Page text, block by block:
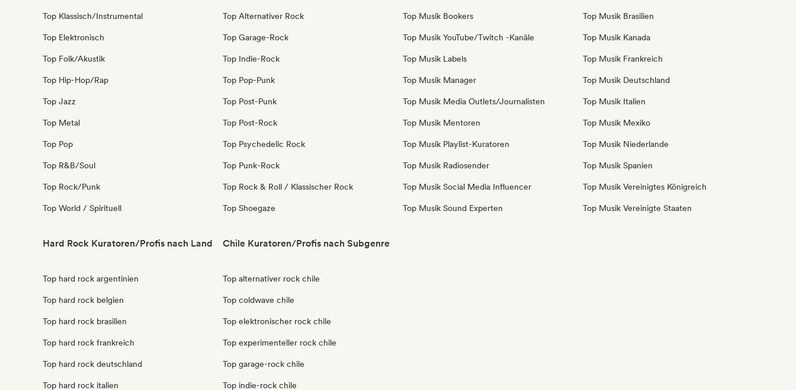
Top Klassisch/Instrumental
Top Elektronisch
Top Folk/Akustik
Top Hip-Hop/Rap
Top Jazz
Top Metal
Top Pop
Top R&B/Soul
Top Rock/Punk
Top World / Spirituell
Top Alternativer Rock
Top Garage-Rock
Top Indie-Rock
Top Pop-Punk
Top Post-Punk
Top Post-Rock
Top Psychedelic Rock
Top Punk-Rock
Top Rock & Roll / Klassischer Rock
Top Shoegaze
Top Musik Bookers
Top Musik YouTube/Twitch -Kanäle
Top Musik Labels
Top Musik Manager
Top Musik Media Outlets/Journalisten
Top Musik Mentoren
Top Musik Playlist-Kuratoren
Top Musik Radiosender
Top Musik Social Media Influencer
Top Musik Sound Experten
Top Musik Brasilien
Top Musik Kanada
Top Musik Frankreich
Top Musik Deutschland
Top Musik Italien
Top Musik Mexiko
Top Musik Niederlande
Top Musik Spanien
Top Musik Vereinigtes Königreich
Top Musik Vereinigte Staaten
Hard Rock Kuratoren/Profis nach Land
Top hard rock argentinien
Top hard rock belgien
Top hard rock brasilien
Top hard rock frankreich
Top hard rock deutschland
Top hard rock italien
Chile Kuratoren/Profis nach Subgenre
Top alternativer rock chile
Top coldwave chile
Top elektronischer rock chile
Top experimenteller rock chile
Top garage-rock chile
Top indie-rock chile